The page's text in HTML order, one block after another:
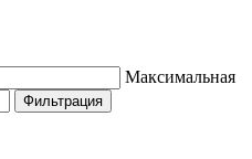
Максимальная
Фильтрация